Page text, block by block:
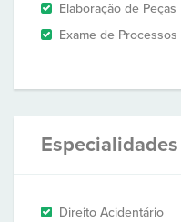
Elaboração de Peças
Exame de Processos
Especialidades
Direito Acidentário